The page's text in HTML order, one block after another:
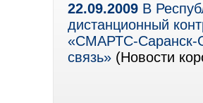
22.09.2009 В
дистанционный
«СМАРТС-Саранск-
связь» (Новости